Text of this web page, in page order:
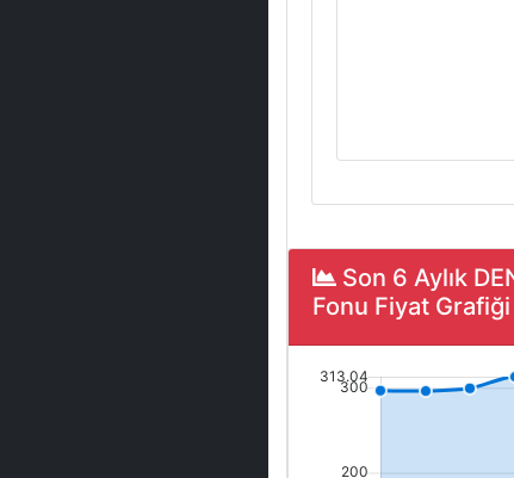
Son 6 Aylık
Fonu Fiyat Grafiği